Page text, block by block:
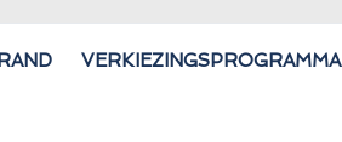
VERKIEZINGSPROGRAMMA